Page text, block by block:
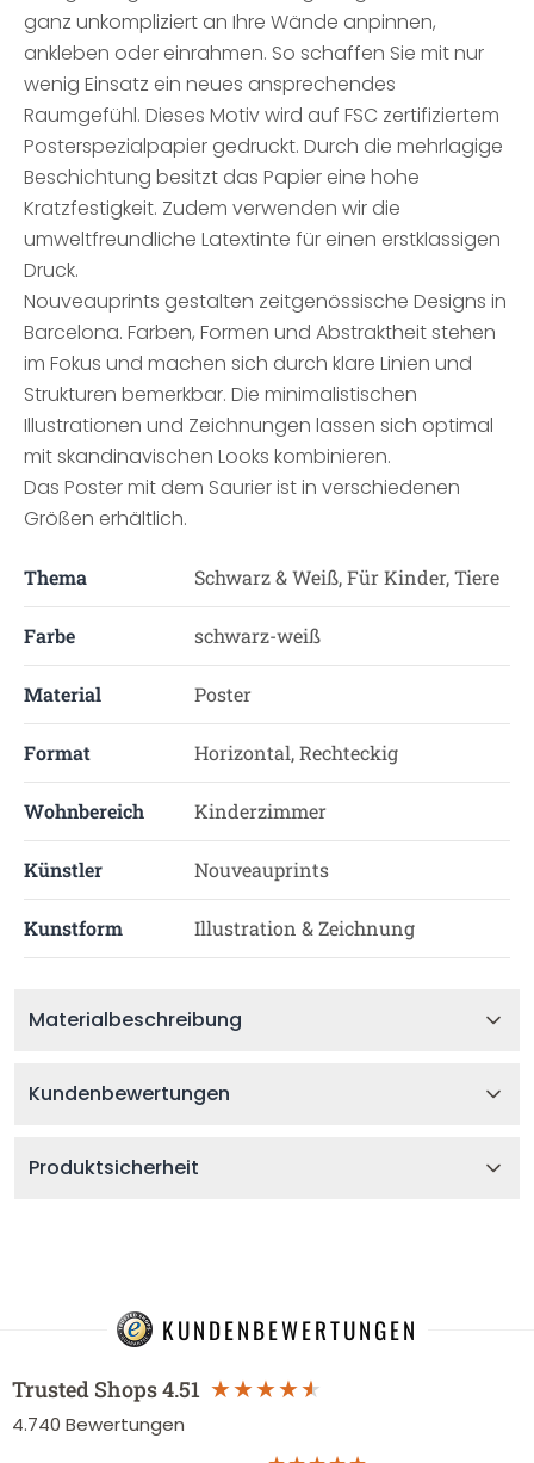
ganz unkompliziert an Ihre Wände anpinnen,
ankleben oder einrahmen. So schaffen Sie mit nur
wenig Einsatz ein neues ansprechendes
Raumgefühl. Dieses Motiv wird auf FSC zertifiziertem
Posterspezialpapier gedruckt. Durch die mehrlagige
Beschichtung besitzt das Papier eine hohe
Kratzfestigkeit. Zudem verwenden wir die
umweltfreundliche Latextinte für einen erstklassigen
Druck.
Nouveauprints gestalten zeitgenössische Designs in
Barcelona. Farben, Formen und Abstraktheit stehen
im Fokus und machen sich durch klare Linien und
Strukturen bemerkbar. Die minimalistischen
Illustrationen und Zeichnungen lassen sich optimal
mit skandinavischen Looks kombinieren.
Das Poster mit dem Saurier ist in verschiedenen
Größen erhältlich.
Thema Schwarz & Weiß, Für Kinder, Tiere
Farbe schwarz-weiß
Material Poster
Format Horizontal, Rechteckig
Wohnbereich Kinderzimmer
Künstler Nouveauprints
Kunstform Illustration & Zeichnung
Materialbeschreibung
Kundenbewertungen
Produktsicherheit
KUNDENBEWERTUNGEN
Trusted Shops4.51
4.740 Bewertungen